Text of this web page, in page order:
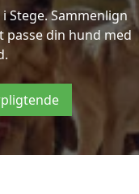
Stege. Sammenlign
din hund med